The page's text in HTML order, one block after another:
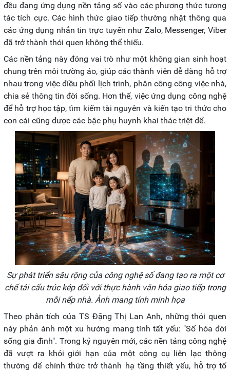
đều đang ứng dụng nền tảng số vào các phương thức tương
tác tích cực. Các hình thức giao tiếp thường nhật thông qua
các ứng dụng nhắn tin trực tuyến như Zalo, Messenger, Viber
đã trở thành thói quen không thể thiếu.
Các nền tảng này đóng vai trò như một không gian sinh hoạt
chung trên môi trường ảo, giúp các thành viên dễ dàng hỗ trợ
nhau trong việc điều phối lịch trình, phân công công việc nhà,
chia sẻ thông tin đời sống. Hơn thế, việc ứng dụng công nghệ
để hỗ trợ học tập, tìm kiếm tài nguyên và kiến tạo tri thức cho
con cái cũng được các bậc phụ huynh khai thác triệt để.
Sự phát triển sâu rộng của công nghệ số đang tạo ra một cơ
chế tái cấu trúc kép đối với thực hành văn hóa giao tiếp trong
mỗi nếp nhà. Ảnh mang tính minh họa
Theo phân tích của TS Đặng Thị Lan Anh, những thói quen
này phản ánh một xu hướng mang tính tất yếu: "Số hóa đời
sống gia đình". Trong kỷ nguyên mới, các nền tảng công nghệ
đã vượt ra khỏi giới hạn của một công cụ liên lạc thông
thường để chính thức trở thành hạ tầng thiết yếu, hỗ trợ tổ